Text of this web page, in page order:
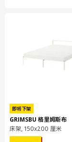
即将下架
GRIMSBU 格里姆斯布
床架, 150x200 厘米